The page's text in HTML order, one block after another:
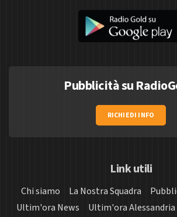
Pubblicità su
RICHIEDI INFO
Link utili
Chi siamo La Nostra Squadra
Ultim'ora News
Ultim'ora Alessandria